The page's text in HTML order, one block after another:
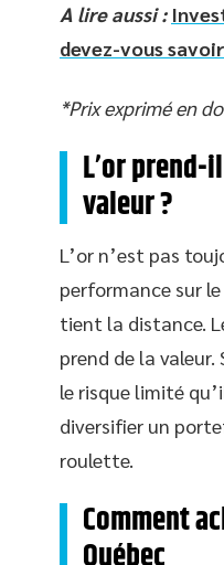
A lire aussi :
devez-vous
*Prix exprimé en
L’or
valeur ?
L’or n’est pas
performance sur
tient la distance.
prend de la
le risque limité
diversifier un
roulette.
Comment